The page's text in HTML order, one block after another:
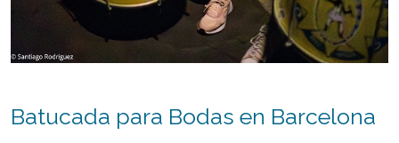
Batucada para Bodas en Barcelona